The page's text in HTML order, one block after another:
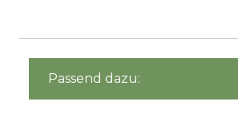
Passend dazu: